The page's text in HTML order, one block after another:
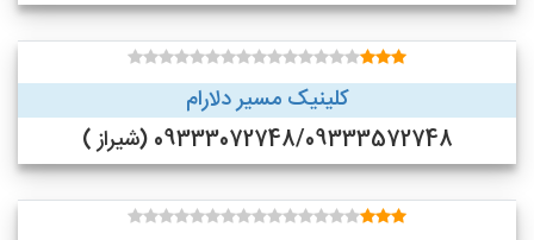
کلینیک مسیر دلارام
09333072748/09333572748 (شیراز )